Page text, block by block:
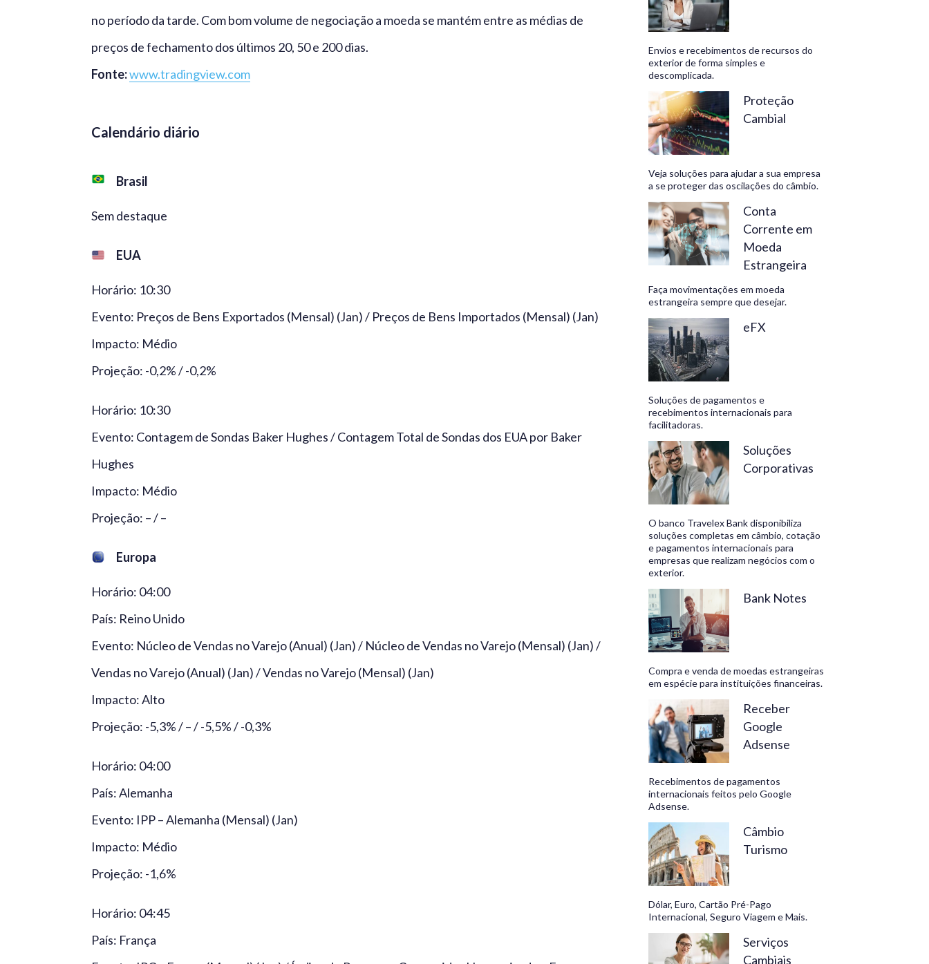
no período da tarde. Com bom volume de negociação a moeda se mantém entre as médias de
preços de fechamento dos últimos 20, 50 e 200 dias.
Fonte:www.tradingview.com
Calendário diário
Brasil
Sem destaque
EUA
Horário: 10:30
Evento: Preços de Bens Exportados (Mensal) (Jan) / Preços de Bens Importados (Mensal) (Jan)
Impacto: Médio
Projeção: -0,2% / -0,2%
Horário: 10:30
Evento: Contagem de Sondas Baker Hughes / Contagem Total de Sondas dos EUA por Baker
Hughes
Impacto: Médio
Projeção: – / –
Europa
Horário: 04:00
País: Reino Unido
Evento: Núcleo de Vendas no Varejo (Anual) (Jan) / Núcleo de Vendas no Varejo (Mensal) (Jan) /
Vendas no Varejo (Anual) (Jan) / Vendas no Varejo (Mensal) (Jan)
Impacto: Alto
Projeção: -5,3% / – / -5,5% / -0,3%
Horário: 04:00
País: Alemanha
Evento: IPP – Alemanha (Mensal) (Jan)
Impacto: Médio
Projeção: -1,6%
Horário: 04:45
País: França
Envios e recebimentos de recursos do
exterior de forma simples e
descomplicada.
Proteção
Cambial
Veja soluções para ajudar a sua empresa
a se proteger das oscilações do câmbio.
Conta
Corrente em
Moeda
Estrangeira
Faça movimentações em moeda
estrangeira sempre que desejar.
eFX
Soluções de pagamentos e
recebimentos internacionais para
facilitadoras.
Soluções
Corporativas
O banco Travelex Bank disponibiliza
soluções completas em câmbio, cotação
e pagamentos internacionais para
empresas que realizam negócios com o
exterior.
Bank Notes
Compra e venda de moedas estrangeiras
em espécie para instituições financeiras.
Receber
Google
Adsense
Recebimentos de pagamentos
internacionais feitos pelo Google
Adsense.
Câmbio
Turismo
Dólar, Euro, Cartão Pré-Pago
Internacional, Seguro Viagem e Mais.
Serviços
Cambiais